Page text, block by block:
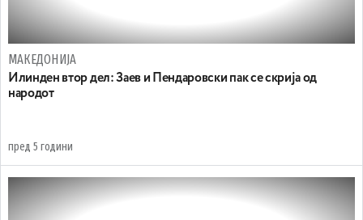
МАКЕДОНИЈА
Илинден втор дел: Заев и Пендаровски пак се скрија од
народот
пред 5 години